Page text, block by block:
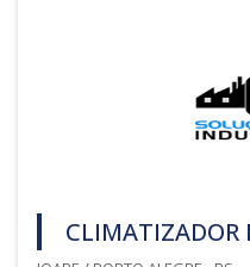
CLIMATIZADOR